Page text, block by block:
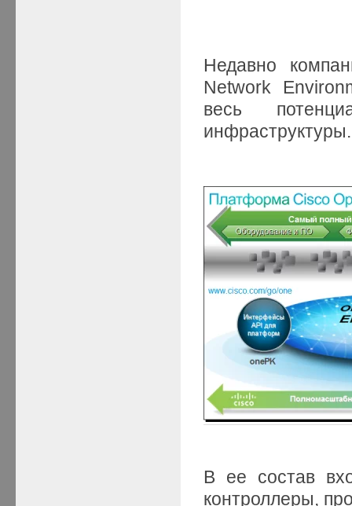
Недавно
Network
весь
инфраструктуры.
В ее состав
контроллеры,